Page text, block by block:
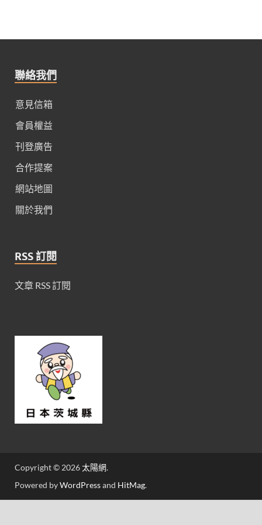
聯絡我們
意見信箱
會員權益
刊登廣告
合作提案
網站地圖
關於我們
RSS 訂閱
文章 RSS 訂閱
Copyright © 2026太陽網.
Powered byWordPressand HitMag.